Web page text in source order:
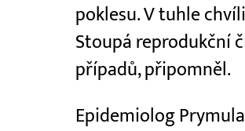
poklesu. V tuhle
Stoupá reprodukční
případů, připomněl.
Epidemiolog